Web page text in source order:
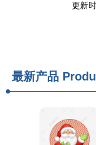
更新
最新产品